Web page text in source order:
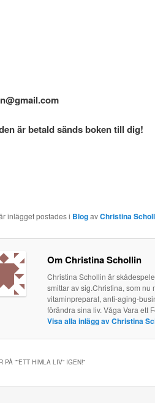
är betald sänds boken till dig!
inlägget postades i BlogavChristina
Om Christina Schollin
Christina Schollin är
smittar av sig.Christina, som nu
vitaminpreparat, anti-aging-
förändra sina liv. Våga Vara ett
Visa alla inlägg av Christina
PÅ ””ETT HIMLA LIV” IGEN!”